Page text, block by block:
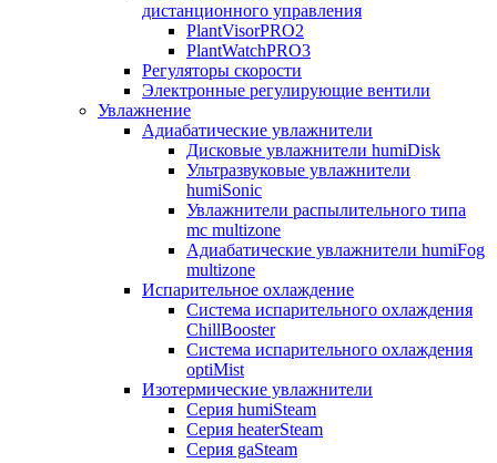
дистанционного управления
PlantVisorPRO2
PlantWatchPRO3
Регуляторы скорости
Электронные регулирующие вентили
Увлажнение
Адиабатические увлажнители
Дисковые увлажнители humiDisk
Ультразвуковые увлажнители
humiSonic
Увлажнители распылительного типа
mc multizone
Адиабатические увлажнители humiFog
multizone
Испарительное охлаждение
Система испарительного охлаждения
ChillBooster
Система испарительного охлаждения
optiMist
Изотермические увлажнители
Серия humiSteam
Серия heaterSteam
Серия gaSteam